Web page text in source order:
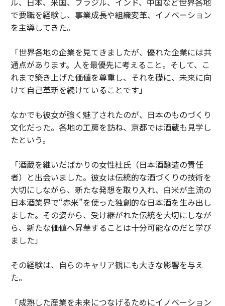
で要職を経験し、事業成長や組織変革、イノベーション
を主導してきた。
「世界各地の企業を見てきましたが、優れた企業には共
通点があります。人を最優先に考えること。そして、こ
れまで築き上げた価値を尊重し、それを礎に、未来に向
けて自己革新を続けていることです」
なかでも彼女が強く魅了されたのが、日本のものづくり
文化だった。各地の工房を訪ね、京都では酒蔵も見学し
たという。
「酒蔵を継いだばかりの女性杜氏（日本酒醸造の責任
者）と出会いました。彼女は伝統的な酒づくりの技術を
大切にしながら、新たな発想を取り入れ、白米が主流の
日本酒業界で“赤米”を使った独創的な日本酒を生み出し
ました。その姿から、受け継がれた伝統を大切にしなが
ら、新たな価値へ昇華することは十分可能なのだと学び
ました」
その経験は、自らのキャリア観にも大きな影響を与え
た。
「成熟した産業を未来につなげるためにイノベーション